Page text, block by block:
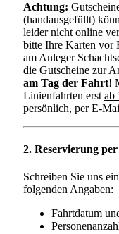
Achtung:
(handausgefüllt)
leidernichtonline
bitte Ihre Karten vor
am Anleger
die Gutscheine zur
am Tag der Fahrt!
Linienfahrten erstab
persönlich, per E-
2. Reservierung
Schreiben Sie uns
folgenden Angaben:
Fahrtdatum